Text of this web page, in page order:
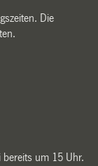
Die
bereits um 15 Uhr.